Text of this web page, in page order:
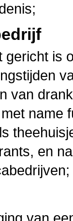
gericht is
van
name
en